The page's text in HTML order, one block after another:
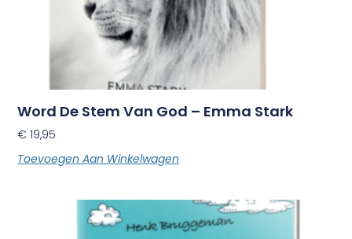
Word De Stem Van God – Emma Stark
€ 19,95
Toevoegen Aan Winkelwagen